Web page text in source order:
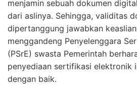
menjamin sebuah dokumen
dari aslinya. Sehingga, validitas
dipertanggung jawabkan
menggandeng Penyelenggara
(PSrE) swasta Pemerintah
penyediaan sertifikasi elektronik
dengan baik.